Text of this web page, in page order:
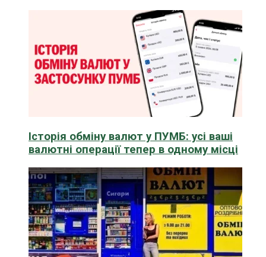
Історія обміну валют у ПУМБ: усі ваші
валютні операції тепер в одному місці